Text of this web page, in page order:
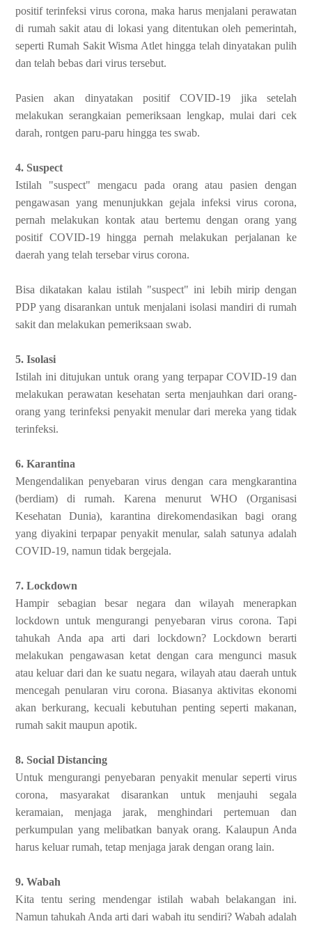
positif terinfeksi virus corona, maka harus menjalani perawatan
di rumah sakit atau di lokasi yang ditentukan oleh pemerintah,
seperti Rumah Sakit Wisma Atlet hingga telah dinyatakan pulih
dan telah bebas dari virus tersebut.
Pasien akan dinyatakan positif COVID-19 jika setelah
melakukan serangkaian pemeriksaan lengkap, mulai dari cek
darah, rontgen paru-paru hingga tes swab.
4. Suspect
Istilah "suspect" mengacu pada orang atau pasien dengan
pengawasan yang menunjukkan gejala infeksi virus corona,
pernah melakukan kontak atau bertemu dengan orang yang
positif COVID-19 hingga pernah melakukan perjalanan ke
daerah yang telah tersebar virus corona.
Bisa dikatakan kalau istilah "suspect" ini lebih mirip dengan
PDP yang disarankan untuk menjalani isolasi mandiri di rumah
sakit dan melakukan pemeriksaan swab.
5. Isolasi
Istilah ini ditujukan untuk orang yang terpapar COVID-19 dan
melakukan perawatan kesehatan serta menjauhkan dari orang-
orang yang terinfeksi penyakit menular dari mereka yang tidak
terinfeksi.
6. Karantina
Mengendalikan penyebaran virus dengan cara mengkarantina
(berdiam) di rumah. Karena menurut WHO (Organisasi
Kesehatan Dunia), karantina direkomendasikan bagi orang
yang diyakini terpapar penyakit menular, salah satunya adalah
COVID-19, namun tidak bergejala.
7. Lockdown
Hampir sebagian besar negara dan wilayah menerapkan
lockdown untuk mengurangi penyebaran virus corona. Tapi
tahukah Anda apa arti dari lockdown? Lockdown berarti
melakukan pengawasan ketat dengan cara mengunci masuk
atau keluar dari dan ke suatu negara, wilayah atau daerah untuk
mencegah penularan viru corona. Biasanya aktivitas ekonomi
akan berkurang, kecuali kebutuhan penting seperti makanan,
rumah sakit maupun apotik.
8. Social Distancing
Untuk mengurangi penyebaran penyakit menular seperti virus
corona, masyarakat disarankan untuk menjauhi segala
keramaian, menjaga jarak, menghindari pertemuan dan
perkumpulan yang melibatkan banyak orang. Kalaupun Anda
harus keluar rumah, tetap menjaga jarak dengan orang lain.
9. Wabah
Kita tentu sering mendengar istilah wabah belakangan ini.
Namun tahukah Anda arti dari wabah itu sendiri? Wabah adalah